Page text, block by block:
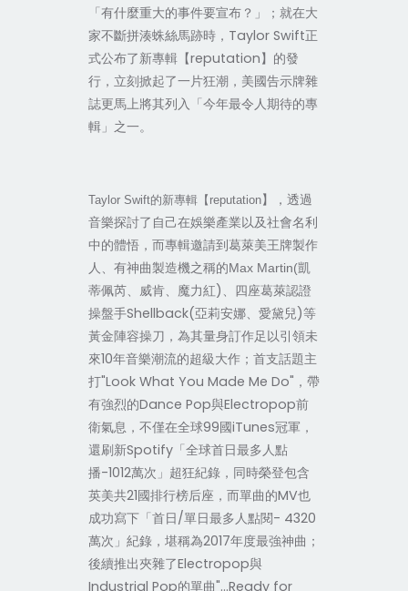
「有什麼重大的事件要宣布？」；就在大
家不斷拼湊蛛絲馬跡時，Taylor Swift正
式公布了新專輯【reputation】的發
行，立刻掀起了一片狂潮，美國告示牌雜
誌更馬上將其列入「今年最令人期待的專
輯」之一。
Taylor Swift的新專輯【reputation】，透過
音樂探討了自己在娛樂產業以及社會名利
中的體悟，而專輯邀請到葛萊美王牌製作
人、有神曲製造機之稱的Max Martin(凱
蒂佩芮、威肯、魔力紅)、四座葛萊認證
操盤手Shellback(亞莉安娜、愛黛兒)等
黃金陣容操刀，為其量身訂作足以引領未
來10年音樂潮流的超級大作；首支話題主
打"Look What You Made Me Do"，帶
有強烈的Dance Pop與Electropop前
衛氣息，不僅在全球99國iTunes冠軍，
還刷新Spotify「全球首日最多人點
播-1012萬次」超狂紀錄，同時榮登包含
英美共21國排行榜后座，而單曲的MV也
成功寫下「首日/單日最多人點閱- 4320
萬次」紀錄，堪稱為2017年度最強神曲；
後續推出夾雜了Electropop與
Industrial Pop的單曲"...Ready for